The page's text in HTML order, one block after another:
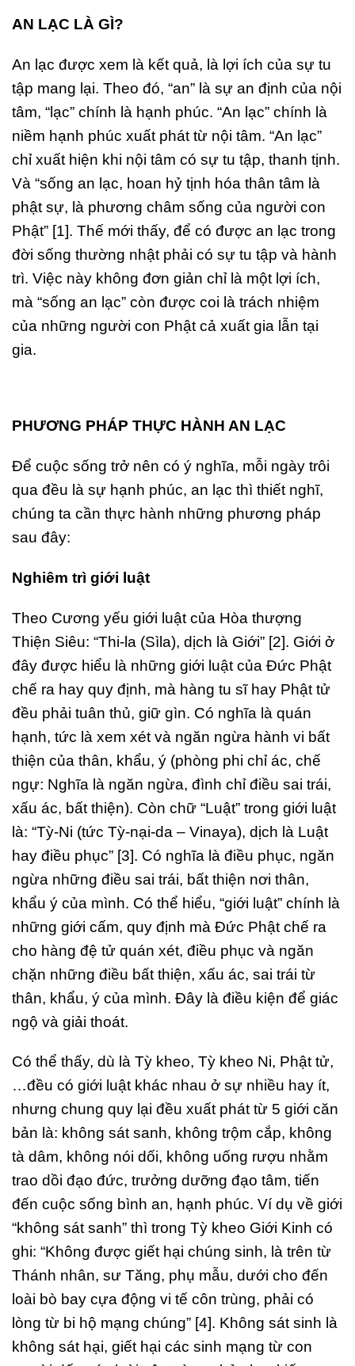
AN LẠC LÀ GÌ?
An lạc được xem là kết quả, là lợi ích của sự tu
tập mang lại. Theo đó, “an” là sự an định của nội
tâm, “lạc” chính là hạnh phúc. “An lạc” chính là
niềm hạnh phúc xuất phát từ nội tâm. “An lạc”
chỉ xuất hiện khi nội tâm có sự tu tập, thanh tịnh.
Và “sống an lạc, hoan hỷ tịnh hóa thân tâm là
phật sự, là phương châm sống của người con
Phật” [1]. Thế mới thấy, để có được an lạc trong
đời sống thường nhật phải có sự tu tập và hành
trì. Việc này không đơn giản chỉ là một lợi ích,
mà “sống an lạc” còn được coi là trách nhiệm
của những người con Phật cả xuất gia lẫn tại
gia.
PHƯƠNG PHÁP THỰC HÀNH AN LẠC
Để cuộc sống trở nên có ý nghĩa, mỗi ngày trôi
qua đều là sự hạnh phúc, an lạc thì thiết nghĩ,
chúng ta cần thực hành những phương pháp
sau đây:
Nghiêm trì giới luật
Theo Cương yếu giới luật của Hòa thượng
Thiện Siêu: “Thi-la (Sìla), dịch là Giới” [2]. Giới ở
đây được hiểu là những giới luật của Đức Phật
chế ra hay quy định, mà hàng tu sĩ hay Phật tử
đều phải tuân thủ, giữ gìn. Có nghĩa là quán
hạnh, tức là xem xét và ngăn ngừa hành vi bất
thiện của thân, khẩu, ý (phòng phi chỉ ác, chế
ngự: Nghĩa là ngăn ngừa, đình chỉ điều sai trái,
xấu ác, bất thiện). Còn chữ “Luật” trong giới luật
là: “Tỳ-Ni (tức Tỳ-nại-da – Vinaya), dịch là Luật
hay điều phục” [3]. Có nghĩa là điều phục, ngăn
ngừa những điều sai trái, bất thiện nơi thân,
khẩu ý của mình. Có thể hiểu, “giới luật” chính là
những giới cấm, quy định mà Đức Phật chế ra
cho hàng đệ tử quán xét, điều phục và ngăn
chặn những điều bất thiện, xấu ác, sai trái từ
thân, khẩu, ý của mình. Đây là điều kiện để giác
ngộ và giải thoát.
Có thể thấy, dù là Tỳ kheo, Tỳ kheo Ni, Phật tử,
…đều có giới luật khác nhau ở sự nhiều hay ít,
nhưng chung quy lại đều xuất phát từ 5 giới căn
bản là: không sát sanh, không trộm cắp, không
tà dâm, không nói dối, không uống rượu nhằm
trao dồi đạo đức, trưởng dưỡng đạo tâm, tiến
đến cuộc sống bình an, hạnh phúc. Ví dụ về giới
“không sát sanh” thì trong Tỳ kheo Giới Kinh có
ghi: “Không được giết hại chúng sinh, là trên từ
Thánh nhân, sư Tăng, phụ mẫu, dưới cho đến
loài bò bay cựa động vi tế côn trùng, phải có
lòng từ bi hộ mạng chúng” [4]. Không sát sinh là
không sát hại, giết hại các sinh mạng từ con